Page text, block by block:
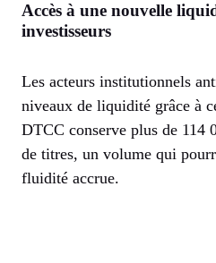
Accès à une nouvelle
investisseurs
Les acteurs institutionnels
niveaux de liquidité grâce à
DTCC conserve plus de 114
de titres, un volume qui
fluidité accrue.